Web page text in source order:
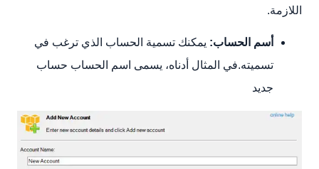
اللازمة.
أسم الحساب: يمكنك تسمية الحساب الذي ترغب في
تسميته.في المثال أدناه، يسمى اسم الحساب حساب
جديد